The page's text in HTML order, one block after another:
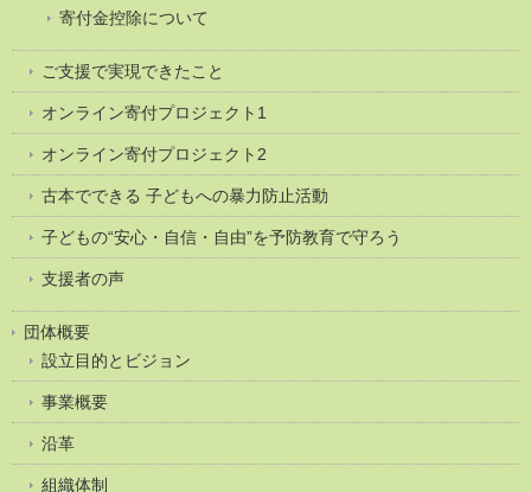
寄付金控除について
ご支援で実現できたこと
オンライン寄付プロジェクト1
オンライン寄付プロジェクト2
古本でできる 子どもへの暴力防止活動
子どもの“安心・自信・自由”を予防教育で守ろう
支援者の声
団体概要
設立目的とビジョン
事業概要
沿革
組織体制